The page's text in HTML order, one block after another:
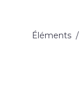
Éléments /